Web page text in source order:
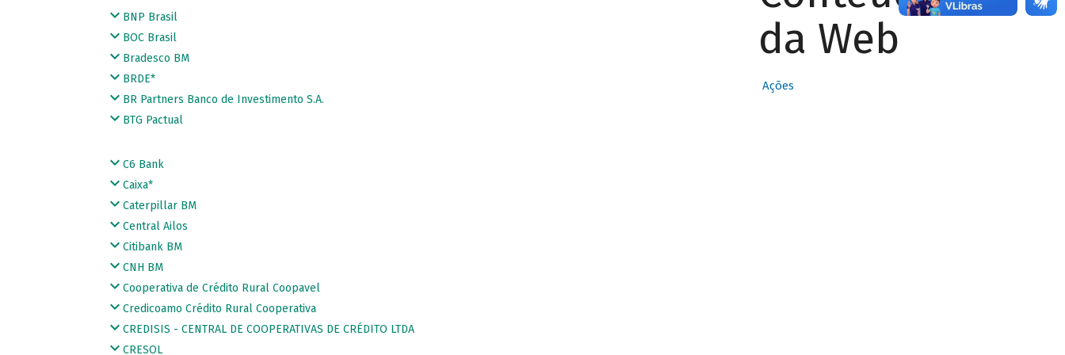
BNP Brasil
BOC Brasil
Bradesco BM
BRDE*
BR Partners Banco de Investimento S.A.
BTG Pactual
C6 Bank
Caixa*
Caterpillar BM
Central Ailos
Citibank BM
CNH BM
Cooperativa de Crédito Rural Coopavel
Credicoamo Crédito Rural Cooperativa
CREDISIS - CENTRAL DE COOPERATIVAS DE CRÉDITO LTDA
CRESOL
da Web
Ações